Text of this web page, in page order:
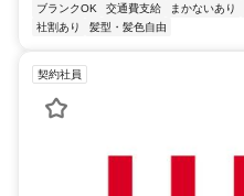
ブランクOK
交通費支給 まかないあり
社割あり
髪型・髪色自由
契約社員